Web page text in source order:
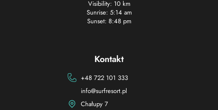
Visibility: 10 km
Sunrise: 5:14 am
Sunset: 8:48 pm
Kontakt
+48 722 101 333
info@surfresort.pl
Chałupy 7